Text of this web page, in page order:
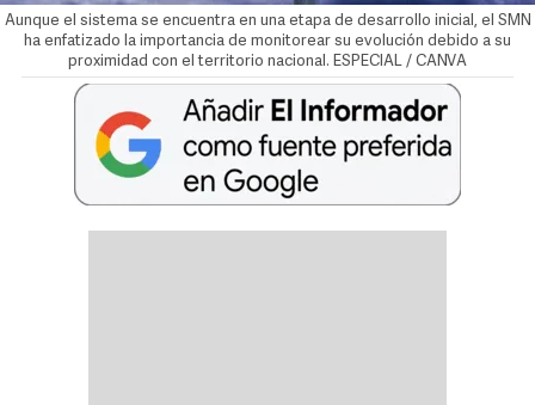
Aunque el sistema se encuentra en una etapa de desarrollo inicial, el SMN
ha enfatizado la importancia de monitorear su evolución debido a su
proximidad con el territorio nacional. ESPECIAL / CANVA